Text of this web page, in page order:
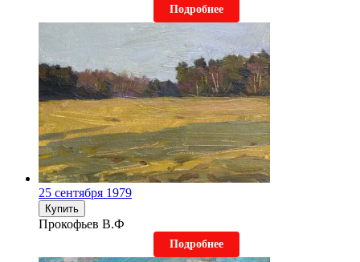
Подробнее
25 сентября 1979
Купить
Прокофьев В.Ф
Подробнее